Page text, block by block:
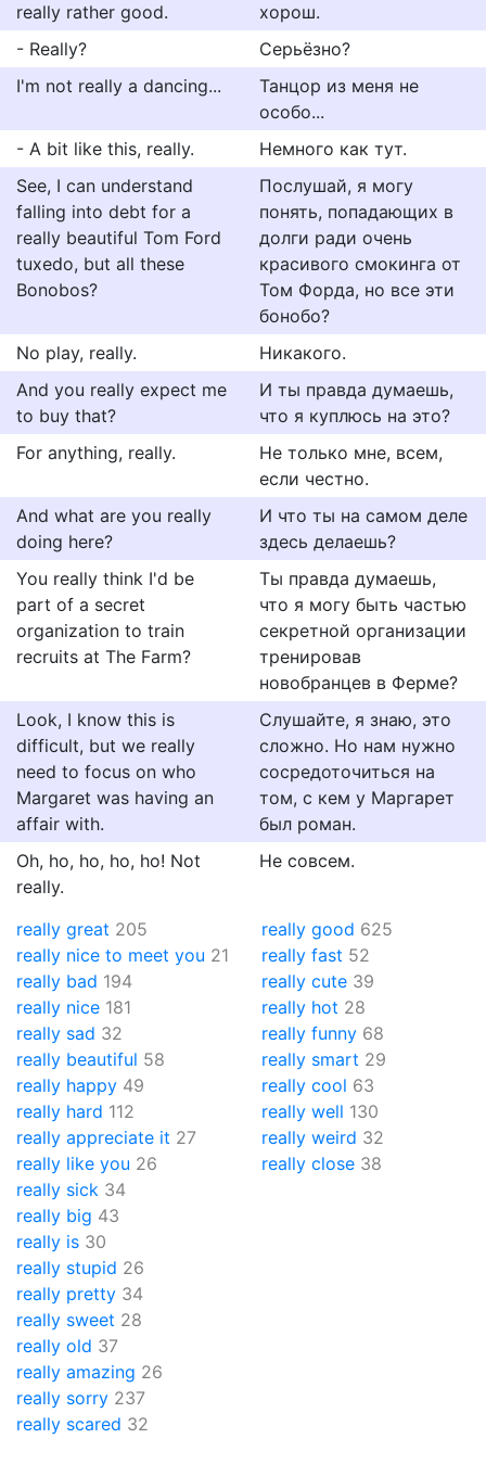
really rather good.
хорош.
- Really?
Серьёзно?
I'm not really a dancing...
Танцор из меня не
особо...
- A bit like this, really.
Немного как тут.
See, I can understand
falling into debt for a
really beautiful Tom Ford
tuxedo, but all these
Bonobos?
Послушай, я могу
понять, попадающих в
долги ради очень
красивого смокинга от
Том Форда, но все эти
бонобо?
No play, really.
Никакого.
And you really expect me
to buy that?
И ты правда думаешь,
что я куплюсь на это?
For anything, really.
Не только мне, всем,
если честно.
And what are you really
doing here?
И что ты на самом деле
здесь делаешь?
You really think I'd be
part of a secret
organization to train
recruits at The Farm?
Ты правда думаешь,
что я могу быть частью
секретной организации
тренировав
новобранцев в Ферме?
Look, I know this is
difficult, but we really
need to focus on who
Margaret was having an
affair with.
Слушайте, я знаю, это
сложно. Но нам нужно
сосредоточиться на
том, с кем у Маргарет
был роман.
Oh, ho, ho, ho, ho! Not
really.
Не совсем.
really great 205
really nice to meet you 21
really bad 194
really nice 181
really sad 32
really beautiful 58
really happy 49
really hard 112
really appreciate it 27
really like you 26
really good 625
really fast 52
really cute 39
really hot 28
really funny 68
really smart 29
really cool 63
really well 130
really weird 32
really close 38
really sick 34
really big 43
really is 30
really stupid 26
really pretty 34
really sweet 28
really old 37
really amazing 26
really sorry 237
really scared 32